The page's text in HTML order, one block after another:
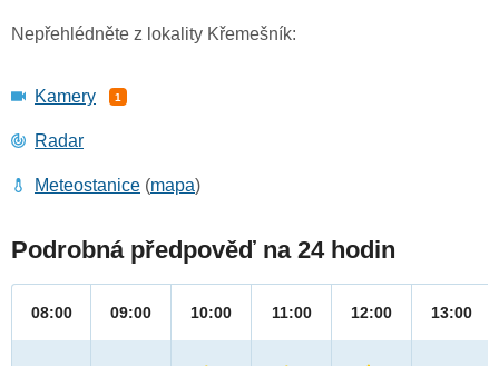
Nepřehlédněte z lokality Křemešník:
Kamery 1
Radar
Meteostanice (mapa)
Podrobná předpověď na 24 hodin
08:00 09:00 10:00 11:00 12:00 13:00